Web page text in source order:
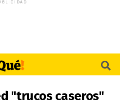
"trucos caseros"